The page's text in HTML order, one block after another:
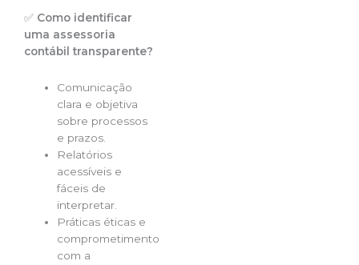
✅ Como identificar
uma assessoria
contábil transparente?
Comunicação
clara e objetiva
sobre processos
e prazos.
Relatórios
acessíveis e
fáceis de
interpretar.
Práticas éticas e
comprometimento
com a